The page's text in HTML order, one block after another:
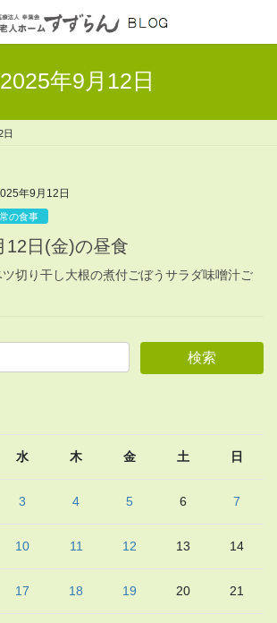
2025年9月12日
日
年9月12日
の食事
12日(金)の昼食
切り干し大根の煮付ごぼうサラダ味噌汁ご
水 木 金 土 日
3 4 5 6 7
10 11 12 13 14
17 18 19 20 21